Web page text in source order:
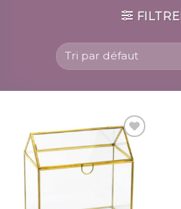
Ajouter
à la
liste
d’envies